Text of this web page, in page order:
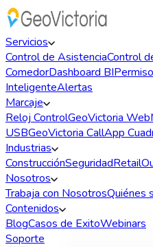
Servicios
Control de AsistenciaControl
ComedorDashboard BI
InteligenteAlertas
Marcaje
Reloj ControlGeoVictoria Web
USBGeoVictoria CallApp
Industrias
ConstrucciónSeguridadRetail
Nosotros
Trabaja con NosotrosQuiénes
Contenidos
BlogCasos de ExitoWebinars
Soporte